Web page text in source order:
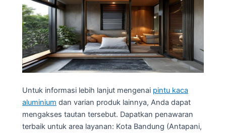
Untuk informasi lebih lanjut mengenai pintu kaca
aluminium dan varian produk lainnya, Anda dapat
mengakses tautan tersebut. Dapatkan penawaran
terbaik untuk area layanan: Kota Bandung (Antapani,